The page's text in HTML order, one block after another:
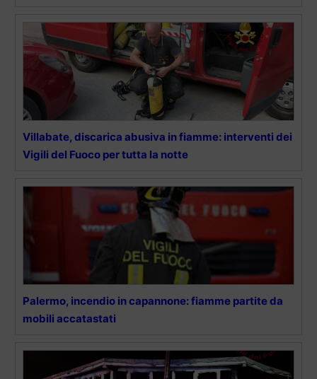
Villabate, discarica abusiva in fiamme: interventi dei
Vigili del Fuoco per tutta la notte
Palermo, incendio in capannone: fiamme partite da
mobili accatastati